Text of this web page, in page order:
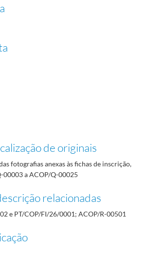
de originais
fotografias anexas às fichas de inscrição,
00003 a ACOP/Q-00025
relacionadas
e PT/COP/FI/26/0001; ACOP/R-00501